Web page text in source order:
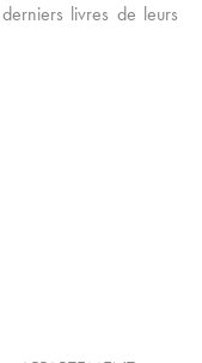
livres de leurs